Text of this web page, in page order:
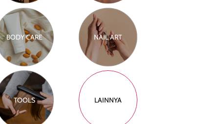
BODY CARE NAIL ART
TOOLS LAINNYA